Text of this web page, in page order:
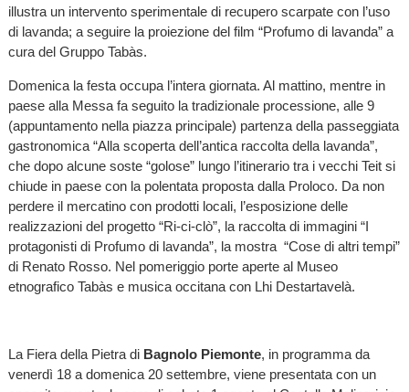
illustra un intervento sperimentale di recupero scarpate con l’uso
di lavanda; a seguire la proiezione del film “Profumo di lavanda” a
cura del Gruppo Tabàs.
Domenica la festa occupa l’intera giornata. Al mattino, mentre in
paese alla Messa fa seguito la tradizionale processione, alle 9
(appuntamento nella piazza principale) partenza della passeggiata
gastronomica “Alla scoperta dell’antica raccolta della lavanda”,
che dopo alcune soste “golose” lungo l’itinerario tra i vecchi Teit si
chiude in paese con la polentata proposta dalla Proloco. Da non
perdere il mercatino con prodotti locali, l’esposizione delle
realizzazioni del progetto “Ri-ci-clò”, la raccolta di immagini “I
protagonisti di Profumo di lavanda”, la mostra “Cose di altri tempi”
di Renato Rosso. Nel pomeriggio porte aperte al Museo
etnografico Tabàs e musica occitana con Lhi Destartavelà.
La Fiera della Pietra di Bagnolo Piemonte, in programma da
venerdì 18 a domenica 20 settembre, viene presentata con un